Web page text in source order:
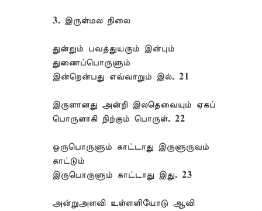
3. இருள்மல நிலை
துன்றும் பவத்துயரும் இன்பும்
துணைப்பொருளும்
இன்றென்பது எவ்வாறும் இல். 21
இருளானது அன்றி இலதெவையும் ஏகப்
பொருளாகி நிற்கும் பொருள். 22
ஒருபொருளும் காட்டாது இருளுருவம்
காட்டும்
இருபொருளும் காட்டாது இது. 23
அன்றுஅளவி உள்ளளியோடு ஆவி